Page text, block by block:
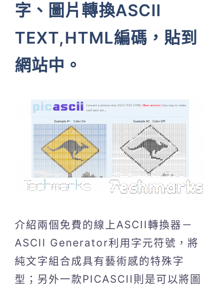
字、圖片轉換ASCII
TEXT,HTML編碼，貼到
網站中。
介紹兩個免費的線上ASCII轉換器－
ASCII Generator利用字元符號，將
純文字組合成具有藝術感的特殊字
型；另外一款PICASCII則是可以將圖